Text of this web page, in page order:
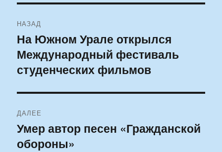
по
записям
НАЗАД
Предыдущая
запись:
На Южном Урале открылся
Международный фестиваль
студенческих фильмов
ДАЛЕЕ
Следующая
запись:
Умер автор песен «Гражданской
обороны»